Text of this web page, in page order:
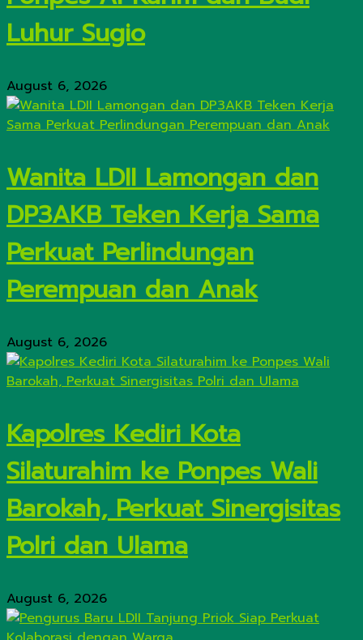
Luhur Sugio
August 6, 2026
Wanita LDII Lamongan dan
DP3AKB Teken Kerja Sama
Perkuat Perlindungan
Perempuan dan Anak
August 6, 2026
Kapolres Kediri Kota
Silaturahim ke Ponpes Wali
Barokah, Perkuat Sinergisitas
Polri dan Ulama
August 6, 2026